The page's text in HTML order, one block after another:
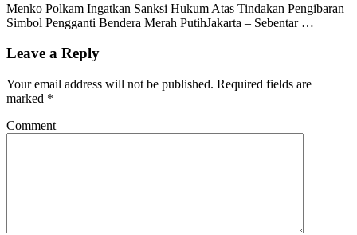
Menko Polkam Ingatkan Sanksi Hukum Atas Tindakan Pengibaran
Simbol Pengganti Bendera Merah PutihJakarta – Sebentar …
Leave a Reply
Your email address will not be published. Required fields are
marked *
Comment